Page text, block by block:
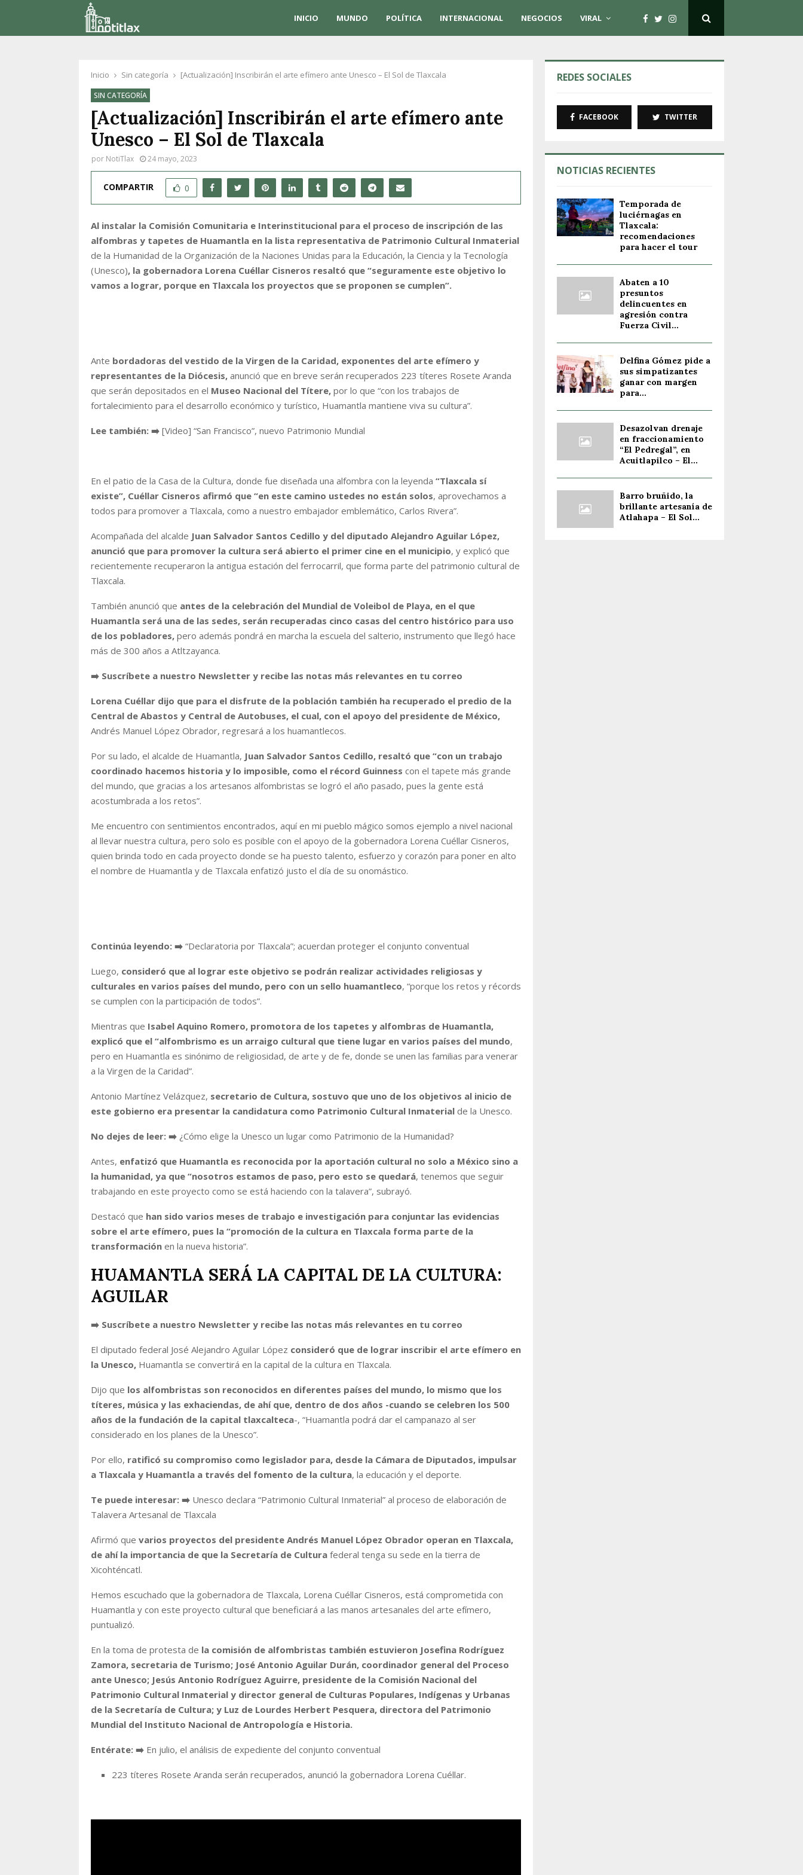
INICIO MUNDO POLÍTICA INTERNACIONAL NEGOCIOS VIRAL
Inicio Sin categoría [Actualización] Inscribirán el arte efímero ante Unesco – El Sol de Tlaxcala
SIN CATEGORÍA
[Actualización] Inscribirán el arte efímero ante
Unesco – El Sol de Tlaxcala
por NotiTlax 24 mayo, 2023
COMPARTIR 0
Al instalar la Comisión Comunitaria e Interinstitucional para el proceso de inscripción de las
alfombras y tapetes de Huamantla en la lista representativa de Patrimonio Cultural Inmaterial
de la Humanidad de la Organización de la Naciones Unidas para la Educación, la Ciencia y la Tecnología
(Unesco), la gobernadora Lorena Cuéllar Cisneros resaltó que “seguramente este objetivo lo
vamos a lograr, porque en Tlaxcala los proyectos que se proponen se cumplen”.
Ante bordadoras del vestido de la Virgen de la Caridad, exponentes del arte efímero y
representantes de la Diócesis, anunció que en breve serán recuperados 223 títeres Rosete Aranda
que serán depositados en el Museo Nacional del Títere, por lo que “con los trabajos de
fortalecimiento para el desarrollo económico y turístico, Huamantla mantiene viva su cultura”.
Lee también: ➡️ [Video] “San Francisco”, nuevo Patrimonio Mundial
En el patio de la Casa de la Cultura, donde fue diseñada una alfombra con la leyenda “Tlaxcala sí
existe”, Cuéllar Cisneros afirmó que “en este camino ustedes no están solos, aprovechamos a
todos para promover a Tlaxcala, como a nuestro embajador emblemático, Carlos Rivera”.
Acompañada del alcalde Juan Salvador Santos Cedillo y del diputado Alejandro Aguilar López,
anunció que para promover la cultura será abierto el primer cine en el municipio, y explicó que
recientemente recuperaron la antigua estación del ferrocarril, que forma parte del patrimonio cultural de
Tlaxcala.
También anunció que antes de la celebración del Mundial de Voleibol de Playa, en el que
Huamantla será una de las sedes, serán recuperadas cinco casas del centro histórico para uso
de los pobladores, pero además pondrá en marcha la escuela del salterio, instrumento que llegó hace
más de 300 años a Atltzayanca.
➡️ Suscríbete a nuestro Newsletter y recibe las notas más relevantes en tu correo
Lorena Cuéllar dijo que para el disfrute de la población también ha recuperado el predio de la
Central de Abastos y Central de Autobuses, el cual, con el apoyo del presidente de México,
Andrés Manuel López Obrador, regresará a los huamantlecos.
Por su lado, el alcalde de Huamantla, Juan Salvador Santos Cedillo, resaltó que “con un trabajo
coordinado hacemos historia y lo imposible, como el récord Guinness con el tapete más grande
del mundo, que gracias a los artesanos alfombristas se logró el año pasado, pues la gente está
acostumbrada a los retos”.
Me encuentro con sentimientos encontrados, aquí en mi pueblo mágico somos ejemplo a nivel nacional
al llevar nuestra cultura, pero solo es posible con el apoyo de la gobernadora Lorena Cuéllar Cisneros,
quien brinda todo en cada proyecto donde se ha puesto talento, esfuerzo y corazón para poner en alto
el nombre de Huamantla y de Tlaxcala enfatizó justo el día de su onomástico.
Continúa leyendo: ➡️ “Declaratoria por Tlaxcala”; acuerdan proteger el conjunto conventual
Luego, consideró que al lograr este objetivo se podrán realizar actividades religiosas y
culturales en varios países del mundo, pero con un sello huamantleco, “porque los retos y récords
se cumplen con la participación de todos”.
Mientras que Isabel Aquino Romero, promotora de los tapetes y alfombras de Huamantla,
explicó que el “alfombrismo es un arraigo cultural que tiene lugar en varios países del mundo,
pero en Huamantla es sinónimo de religiosidad, de arte y de fe, donde se unen las familias para venerar
a la Virgen de la Caridad”.
Antonio Martínez Velázquez, secretario de Cultura, sostuvo que uno de los objetivos al inicio de
este gobierno era presentar la candidatura como Patrimonio Cultural Inmaterial de la Unesco.
No dejes de leer: ➡️ ¿Cómo elige la Unesco un lugar como Patrimonio de la Humanidad?
Antes, enfatizó que Huamantla es reconocida por la aportación cultural no solo a México sino a
la humanidad, ya que “nosotros estamos de paso, pero esto se quedará, tenemos que seguir
trabajando en este proyecto como se está haciendo con la talavera”, subrayó.
Destacó que han sido varios meses de trabajo e investigación para conjuntar las evidencias
sobre el arte efímero, pues la “promoción de la cultura en Tlaxcala forma parte de la
transformación en la nueva historia”.
HUAMANTLA SERÁ LA CAPITAL DE LA CULTURA:
AGUILAR
➡️ Suscríbete a nuestro Newsletter y recibe las notas más relevantes en tu correo
El diputado federal José Alejandro Aguilar López consideró que de lograr inscribir el arte efímero en
la Unesco, Huamantla se convertirá en la capital de la cultura en Tlaxcala.
Dijo que los alfombristas son reconocidos en diferentes países del mundo, lo mismo que los
títeres, música y las exhaciendas, de ahí que, dentro de dos años -cuando se celebren los 500
años de la fundación de la capital tlaxcalteca-, “Huamantla podrá dar el campanazo al ser
considerado en los planes de la Unesco”.
Por ello, ratificó su compromiso como legislador para, desde la Cámara de Diputados, impulsar
a Tlaxcala y Huamantla a través del fomento de la cultura, la educación y el deporte.
Te puede interesar: ➡️ Unesco declara “Patrimonio Cultural Inmaterial” al proceso de elaboración de
Talavera Artesanal de Tlaxcala
Afirmó que varios proyectos del presidente Andrés Manuel López Obrador operan en Tlaxcala,
de ahí la importancia de que la Secretaría de Cultura federal tenga su sede en la tierra de
Xicohténcatl.
Hemos escuchado que la gobernadora de Tlaxcala, Lorena Cuéllar Cisneros, está comprometida con
Huamantla y con este proyecto cultural que beneficiará a las manos artesanales del arte efímero,
puntualizó.
En la toma de protesta de la comisión de alfombristas también estuvieron Josefina Rodríguez
Zamora, secretaria de Turismo; José Antonio Aguilar Durán, coordinador general del Proceso
ante Unesco; Jesús Antonio Rodríguez Aguirre, presidente de la Comisión Nacional del
Patrimonio Cultural Inmaterial y director general de Culturas Populares, Indígenas y Urbanas
de la Secretaría de Cultura; y Luz de Lourdes Herbert Pesquera, directora del Patrimonio
Mundial del Instituto Nacional de Antropología e Historia.
Entérate: ➡️ En julio, el análisis de expediente del conjunto conventual
223 títeres Rosete Aranda serán recuperados, anunció la gobernadora Lorena Cuéllar.
REDES SOCIALES
FACEBOOK TWITTER
NOTICIAS RECIENTES
Temporada de
luciérnagas en
Tlaxcala:
recomendaciones
para hacer el tour
Abaten a 10
presuntos
delincuentes en
agresión contra
Fuerza Civil...
Delfina Gómez pide a
sus simpatizantes
ganar con margen
para...
Desazolvan drenaje
en fraccionamiento
“El Pedregal”, en
Acuitlapilco – El...
Barro bruñido, la
brillante artesanía de
Atlahapa – El Sol...